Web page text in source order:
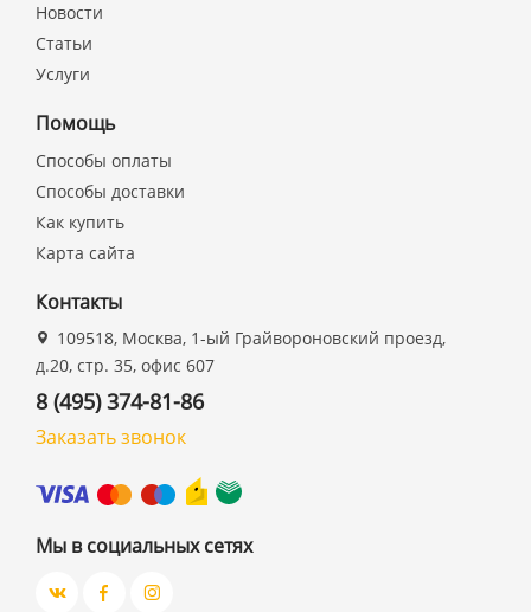
Новости
Статьи
Услуги
Помощь
Способы оплаты
Способы доставки
Как купить
Карта сайта
Контакты
109518, Москва, 1-ый Грайвороновский проезд,
д.20, стр. 35, офис 607
8 (495) 374-81-86
Заказать звонок
Мы в социальных сетях